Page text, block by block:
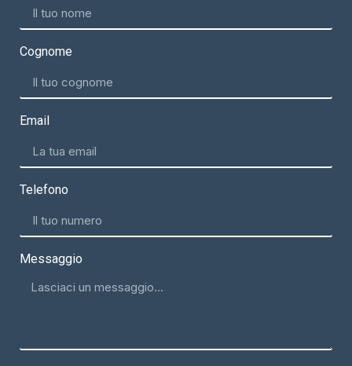
Cognome
Email
Telefono
Messaggio